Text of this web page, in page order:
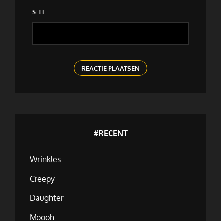
SITE
#RECENT
Wrinkles
Creepy
Daughter
Moooh